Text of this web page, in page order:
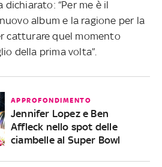
“Per me è il
album e la ragione per la
catturare quel momento
della prima volta”.
APPROFONDIMENTO
Jennifer Lopez e Ben
Affleck nello spot delle
ciambelle al Super Bowl